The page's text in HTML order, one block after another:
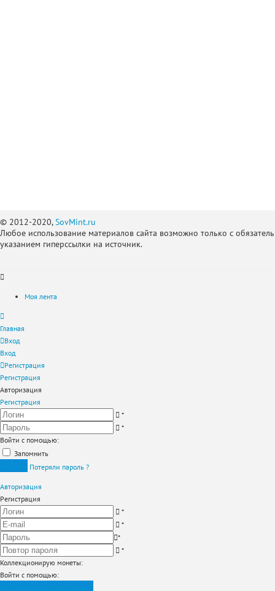
© 2012-2020,SovMint.ru
Любое использование материалов сайта возможно только с
указанием гиперссылки на источник.
Моя лента
Главная
Вход
Вход
Регистрация
Регистрация
Авторизация
Регистрация
*
*
Войти с помощью:
Запомнить
Потеряли пароль ?
Авторизация
Регистрация
*
*
*
*
Коллекционирую монеты:
Войти с помощью: